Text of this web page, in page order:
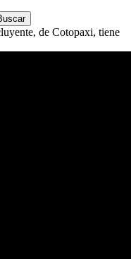
de Cotopaxi, tiene